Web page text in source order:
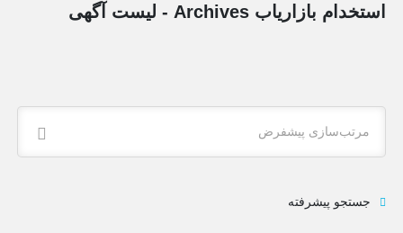
استخدام بازاریاب Archives - لیست آگهی
مرتب‌سازی پیشفرض
جستجو پیشرفته